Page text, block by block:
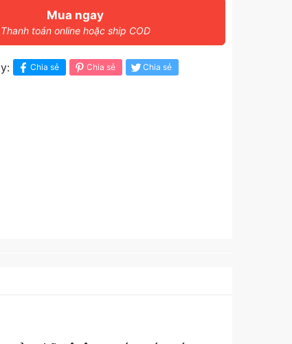
Mua ngay
Thanh toán online hoặc ship COD
Chia sẻ Chia sẻ Chia sẻ